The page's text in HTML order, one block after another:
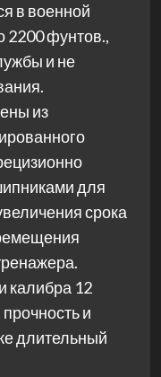
в военной
фунтов.,
и не
из
для
срока
калибра 12
и
длительный